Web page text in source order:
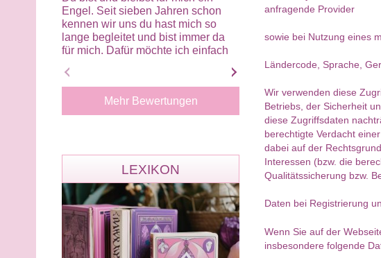
Engel. Seit sieben Jahren schon
kennen wir uns du hast mich so
lange begleitet und bist immer da
für mich. Dafür möchte ich einfach
nur eine Beraterin und alles gute
nachträglich
getan, du bist direkt im Thema
verstanden und ich hatte
Basis miteinander hatten.
ich danke dir für deine tollen
Beratungen.
Mehr Bewertungen
LEXIKON
anfragende Provider
sowie bei Nutzung eines
Ländercode, Sprache,
Wir verwenden diese
Betriebs, der Sicherheit
diese Zugriffsdaten
berechtigte Verdacht
dabei auf der
Interessen (bzw. die
Qualitätssicherung bzw.
Daten bei Registrierung
Wenn Sie auf der
insbesondere folgende